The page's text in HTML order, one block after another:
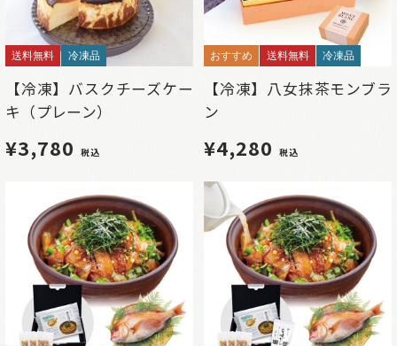
送料無料 冷凍品
【冷凍】バスクチーズケー
キ（プレーン）
¥3,780 税込
おすすめ 送料無料 冷凍品
【冷凍】八女抹茶モンブラ
ン
¥4,280 税込